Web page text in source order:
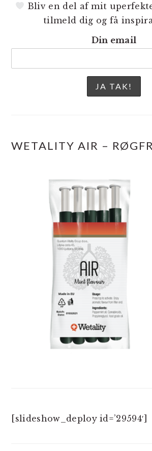
Bliv en del af mit
tilmeld dig og få
Din email
WETALITY AIR –
[slideshow_deploy id=’29594′]